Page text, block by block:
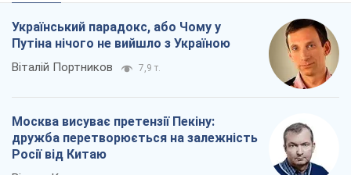
Український парадокс, або Чому у
Путіна нічого не вийшло з Україною
Віталій Портников 7,9 т.
Москва висуває претензії Пекіну:
дружба перетворюється на залежність
Росії від Китаю